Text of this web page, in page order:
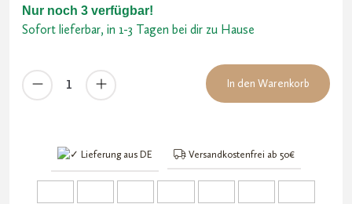
Nur noch 3 verfügbar!
Sofort lieferbar, in 1-3 Tagen bei dir zu Hause
Plug
12
Anzuchtwürfel
Menge
In den Warenkorb
Lieferung aus DE Versandkostenfrei ab 50€